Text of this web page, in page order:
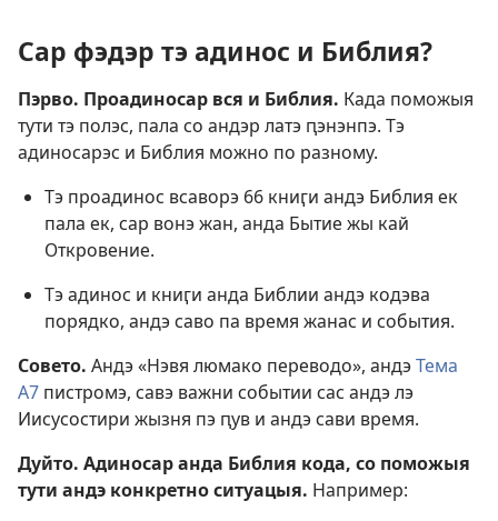
Сар фэдэр тэ адинос и Библия?
Пэрво. Проадиносар вся и Библия. Када поможыя
тути тэ полэс, пала со андэр латэ ԥэнэнпэ. Тэ
адиносарэс и Библия можно по разному.
Тэ проадинос всаворэ 66 книӷи андэ Библия ек
пала ек, сар вонэ жан, анда Бытие жы кай
Откровение.
Тэ адинос и книӷи анда Библии андэ кодэва
порядко, андэ саво па время жанас и события.
Совето. Андэ «Нэвя люмако переводо», андэТема
А7 пистромэ, савэ важни событии сас андэ лэ
Иисусостири жызня пэ ԥув и андэ сави время.
Дуйто. Адиносар анда Библия кода, со поможыя
тути андэ конкретно ситуацыя. Например: